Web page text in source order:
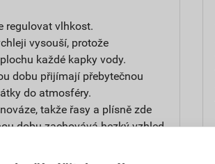
regulovat vlhkost.
vysouší, protože
každé kapky vody.
dobu přijímají přebytečnou
do atmosféry.
takže řasy a plísně zde
dobu zachovává hezký vzhled.